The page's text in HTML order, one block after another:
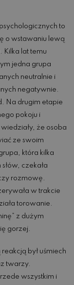
to
o wstawaniu lewą
Kilka lat temu
jedna grupa
neutralnie i
negatywnie.
Na drugim etapie
pokoju i
że osoba
ze swoim
która kilka
czekała
rozmowę.
w trakcie
torowanie.
z dużym
gorzej.
był uśmiech
twarzy.
wszystkim i